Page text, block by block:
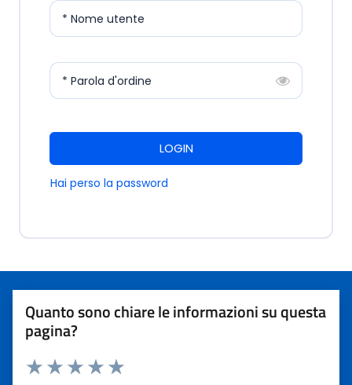
* Nome utente
* Parola d'ordine
LOGIN
Hai perso la password
Quanto sono chiare le informazioni su questa
pagina?